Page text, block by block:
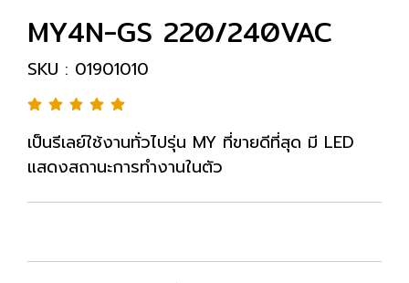
MY4N-GS 220/240VAC
SKU : 01901010
เป็นรีเลย์ใช้งานทั่วไปรุ่น MY ที่ขายดีที่สุด มี LED
แสดงสถานะการทำงานในตัว